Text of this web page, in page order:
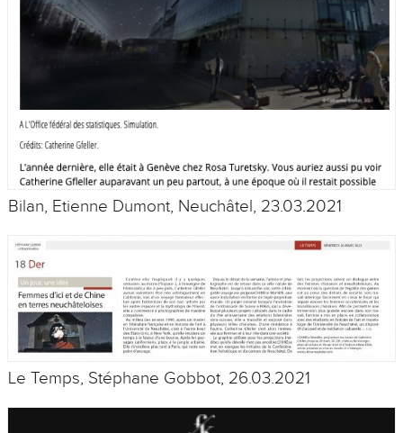
Bilan, Etienne Dumont, Neuchâtel, 23.03.2021
Le Temps, Stéphane Gobbot, 26.03.2021